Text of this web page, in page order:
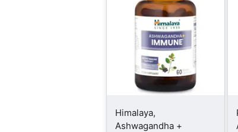
Himalaya,
Ashwagandha +